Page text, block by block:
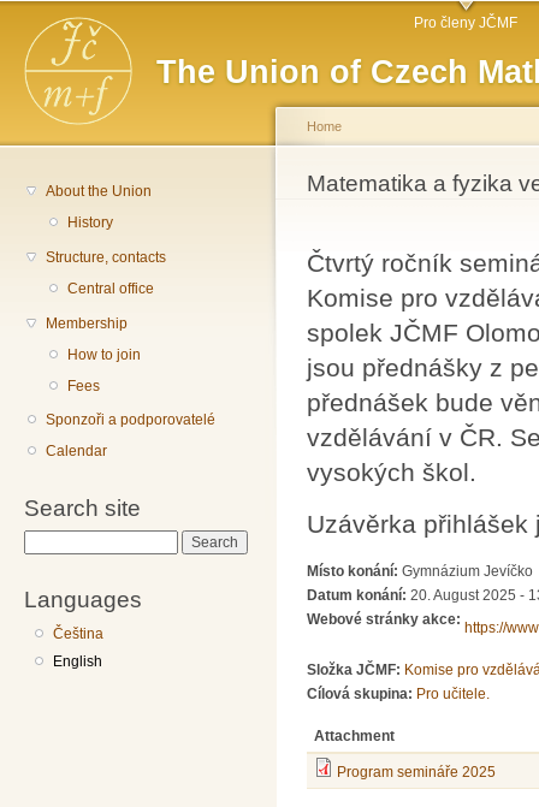
The Union of Czech
Main menu Pro členy JČMF
About the Union
History
Structure, contacts
Central office
Membership
How to join
Fees
Sponzoři a podporovatelé
Calendar
Search site
Languages
Čeština
English
You are here
Home
Matematika a fyzika
Čtvrtý ročník
Komise pro
spolek JČMF
jsou přednášky z
přednášek bude
vzdělávání v ČR.
vysokých škol.
Uzávěrka přihlášek
Místo konání: Gymnázium Jevíčko
Datum konání: 20. August 2025 -
Webové stránky akce:
https://
Složka JČMF: Komise pro
Cílová skupina: Pro učitele.
Attachment
Program semináře 2025